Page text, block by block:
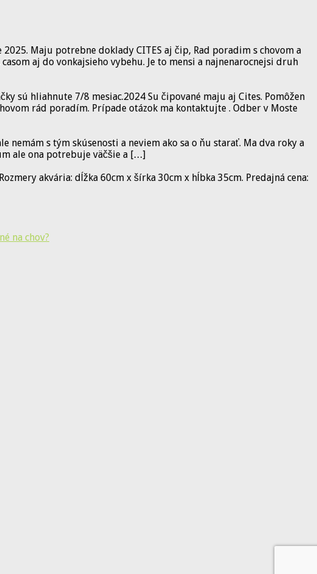
Maju potrebne doklady CITES aj čip, Rad poradim s chovom a
aj do vonkajsieho vybehu. Je to mensi a najnenarocnejsi druh
sú hliahnute 7/8 mesiac.2024 Su čipované maju aj Cites. Pomôžen
rád poradím. Prípade otázok ma kontaktujte . Odber v Moste
s tým skúsenosti a neviem ako sa o ňu starať. Ma dva roky a
ale ona potrebuje väčšie a […]
akvária: dĺžka 60cm x šírka 30cm x hĺbka 35cm. Predajná cena:
na chov?